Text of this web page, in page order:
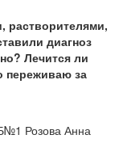
растворителями,
диагноз
Лечится ли
переживаю за
Розова Анна